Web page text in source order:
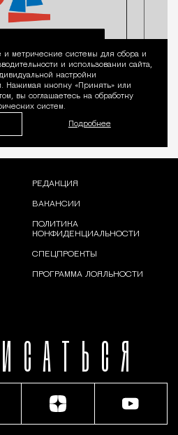
Уведомление
метрические системы для сбора и
и использовании сайта,
настройки
Нажимая кнопку «Принять» или
вы соглашаетесь на обработку
систем.
Подробнее
РЕДАКЦИЯ
ВАКАНСИИ
ПОЛИТИКА
КОНФИДЕНЦИАЛЬНОСТИ
СПЕЦПРОЕКТЫ
ПРОГРАММА ЛОЯЛЬНОСТИ